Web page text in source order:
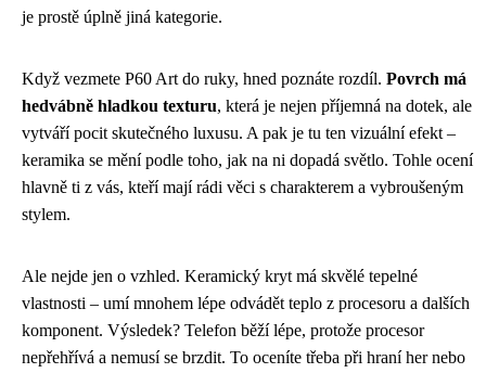
je prostě úplně jiná kategorie.
Když vezmete P60 Art do ruky, hned poznáte rozdíl. Povrch má
hedvábně hladkou texturu, která je nejen příjemná na dotek, ale
vytváří pocit skutečného luxusu. A pak je tu ten vizuální efekt –
keramika se mění podle toho, jak na ni dopadá světlo. Tohle ocení
hlavně ti z vás, kteří mají rádi věci s charakterem a vybroušeným
stylem.
Ale nejde jen o vzhled. Keramický kryt má skvělé tepelné
vlastnosti – umí mnohem lépe odvádět teplo z procesoru a dalších
komponent. Výsledek? Telefon běží lépe, protože procesor
nepřehřívá a nemusí se brzdit. To oceníte třeba při hraní her nebo